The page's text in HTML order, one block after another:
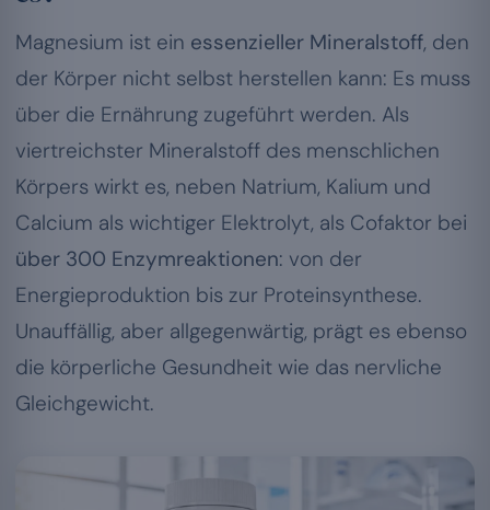
Magnesium ist ein essenzieller Mineralstoff, den
der Körper nicht selbst herstellen kann: Es muss
über die Ernährung zugeführt werden. Als
viertreichster Mineralstoff des menschlichen
Körpers wirkt es, neben Natrium, Kalium und
Calcium als wichtiger Elektrolyt, als Cofaktor bei
über 300 Enzymreaktionen: von der
Energieproduktion bis zur Proteinsynthese.
Unauffällig, aber allgegenwärtig, prägt es ebenso
die körperliche Gesundheit wie das nervliche
Gleichgewicht.